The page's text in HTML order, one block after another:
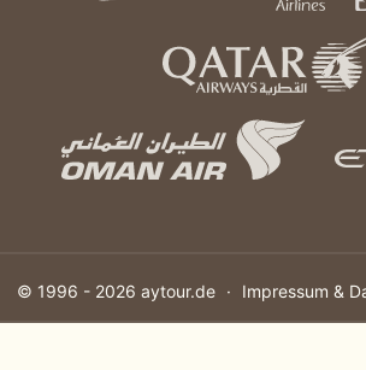
© 1996 - 2026 aytour.de Impressum &